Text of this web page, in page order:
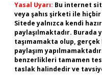
Yasal Uyarı: Bu internet
veya şahıs şirketi ile
Sitede yalnızca kendi
paylaşılmaktadır.
taşımamakta olup,
paylaşım
benzerlikleri tamamen
taslak halindedir ve